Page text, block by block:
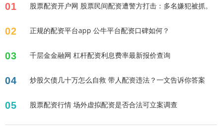
01 股票配资开户网 股票民间配资遭警方打击：多名嫌犯被抓。
02 正规的配资平台app 公牛平台配资口碑如何？
03 千层金金融网 杠杆配资利息费率最新报价查询
04 炒股欠债几十万怎么自救 带人配资违法？一文告诉你答案
05 股票配资行情 场外虚拟配资是否合法可立案调查